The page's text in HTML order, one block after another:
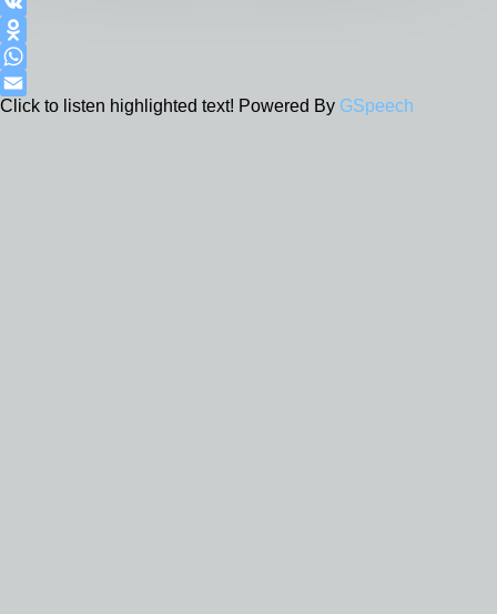
VK
Odnoklassniki
WhatsApp
Email
Click to listen highlighted text! Powered By GSpeech